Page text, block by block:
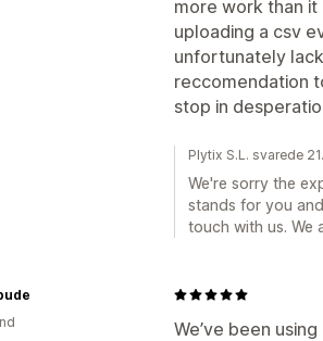
more work than it
uploading a csv
unfortunately
reccomendation
stop in
Plytix S.L. svarede
We're sorry the
stands for you
touch with us. We
We’ve been